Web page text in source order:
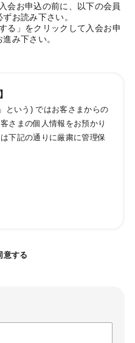
会お申込の前に、以下の会員
お読み下さい。
る」をクリックして入会お申
み下さい。
という) ではお客さまからの
さまの個人情報をお預かり
下記の通りに厳粛に管理保
誌・ご案内等の発送のため
ート情報の提供のため
表示のため
意する